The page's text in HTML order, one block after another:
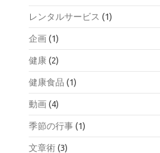
レンタルサービス (1)
企画 (1)
健康 (2)
健康食品 (1)
動画 (4)
季節の行事 (1)
文章術 (3)